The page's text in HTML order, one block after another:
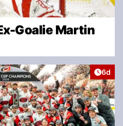
Goalie Martin
6d